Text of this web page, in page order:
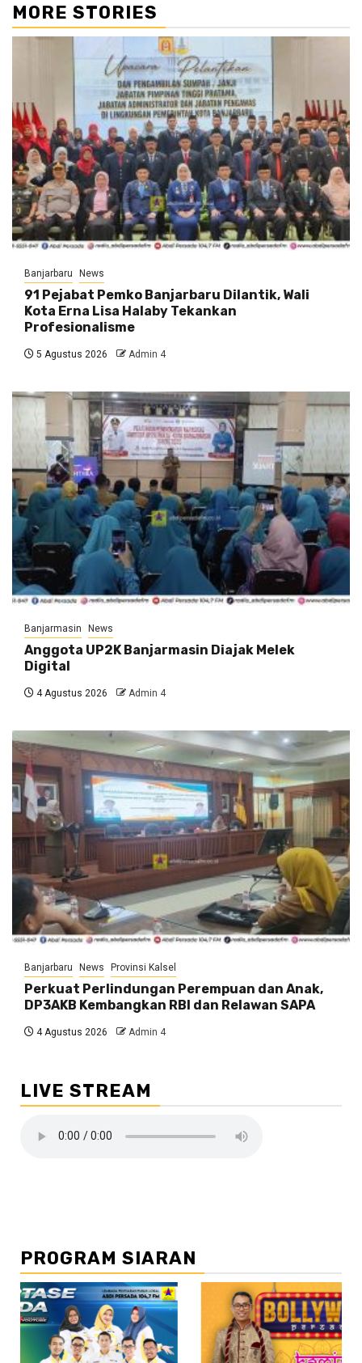
MORE STORIES
Banjarbaru News
91 Pejabat Pemko Banjarbaru Dilantik, Wali
Kota Erna Lisa Halaby Tekankan
Profesionalisme
5 Agustus 2026 Admin 4
Banjarmasin News
Anggota UP2K Banjarmasin Diajak Melek
Digital
4 Agustus 2026 Admin 4
Banjarbaru News Provinsi Kalsel
Perkuat Perlindungan Perempuan dan Anak,
DP3AKB Kembangkan RBI dan Relawan SAPA
4 Agustus 2026 Admin 4
LIVE STREAM
PROGRAM SIARAN
//2